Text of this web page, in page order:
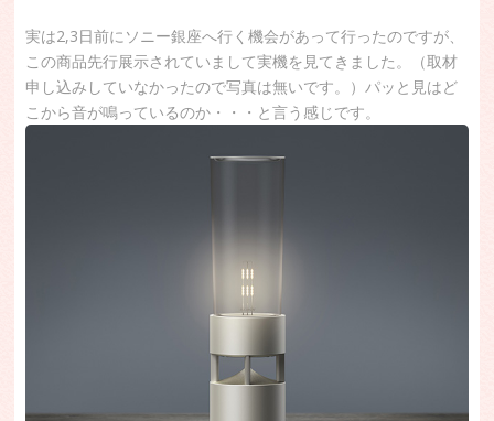
実は2,3日前にソニー銀座へ行く機会があって行ったのですが、
この商品先行展示されていまして実機を見てきました。（取材
申し込みしていなかったので写真は無いです。）パッと見はど
こから音が鳴っているのか・・・と言う感じです。